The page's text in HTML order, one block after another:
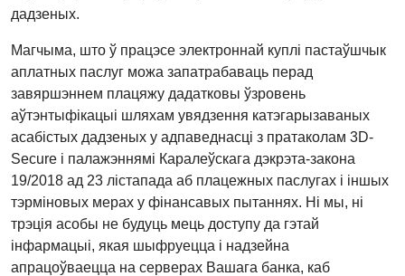
дадзеных.
Магчыма, што ў працэсе электроннай куплі пастаўшчык
аплатных паслуг можа запатрабаваць перад
завяршэннем плацяжу дадатковы ўзровень
аўтэнтыфікацыі шляхам увядзення катэгарызаваных
асабістых дадзеных у адпаведнасці з пратаколам 3D-
Secure і палажэннямі Каралеўскага дэкрэта-закона
19/2018 ад 23 лістапада аб плацежных паслугах і іншых
тэрміновых мерах у фінансавых пытаннях. Ні мы, ні
трэція асобы не будуць мець доступу да гэтай
інфармацыі, якая шыфруецца і надзейна
апрацоўваецца на серверах Вашага банка, каб